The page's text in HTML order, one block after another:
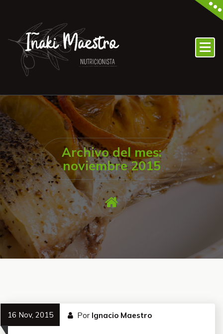
Archivo del mes:
noviembre 2015
16 Nov, 2015 Por Ignacio Maestro